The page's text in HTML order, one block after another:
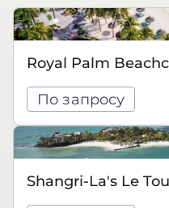
Royal Palm
По запросу
Shangri-La's Le